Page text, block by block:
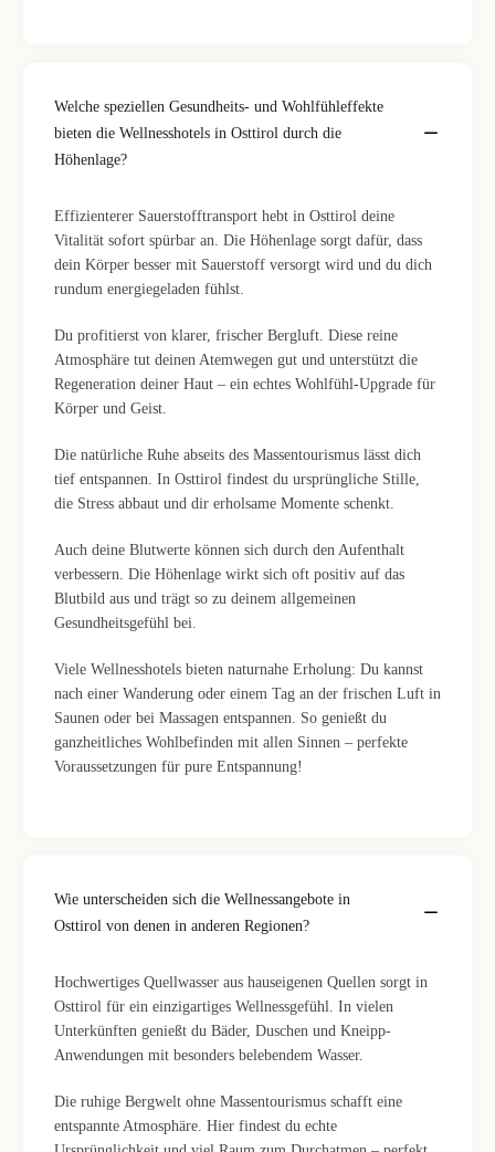
Welche speziellen Gesundheits- und Wohlfühleffekte
bieten die Wellnesshotels in Osttirol durch die
Höhenlage?
Effizienterer Sauerstofftransport hebt in Osttirol deine
Vitalität sofort spürbar an. Die Höhenlage sorgt dafür, dass
dein Körper besser mit Sauerstoff versorgt wird und du dich
rundum energiegeladen fühlst.
Du profitierst von klarer, frischer Bergluft. Diese reine
Atmosphäre tut deinen Atemwegen gut und unterstützt die
Regeneration deiner Haut – ein echtes Wohlfühl-Upgrade für
Körper und Geist.
Die natürliche Ruhe abseits des Massentourismus lässt dich
tief entspannen. In Osttirol findest du ursprüngliche Stille,
die Stress abbaut und dir erholsame Momente schenkt.
Auch deine Blutwerte können sich durch den Aufenthalt
verbessern. Die Höhenlage wirkt sich oft positiv auf das
Blutbild aus und trägt so zu deinem allgemeinen
Gesundheitsgefühl bei.
Viele Wellnesshotels bieten naturnahe Erholung: Du kannst
nach einer Wanderung oder einem Tag an der frischen Luft in
Saunen oder bei Massagen entspannen. So genießt du
ganzheitliches Wohlbefinden mit allen Sinnen – perfekte
Voraussetzungen für pure Entspannung!
Wie unterscheiden sich die Wellnessangebote in
Osttirol von denen in anderen Regionen?
Hochwertiges Quellwasser aus hauseigenen Quellen sorgt in
Osttirol für ein einzigartiges Wellnessgefühl. In vielen
Unterkünften genießt du Bäder, Duschen und Kneipp-
Anwendungen mit besonders belebendem Wasser.
Die ruhige Bergwelt ohne Massentourismus schafft eine
entspannte Atmosphäre. Hier findest du echte